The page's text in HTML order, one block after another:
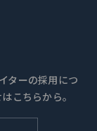
ターの採用につ
こちらから。